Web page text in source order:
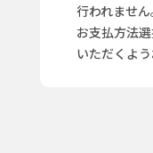
行われませ
お支払方法
いただくよう